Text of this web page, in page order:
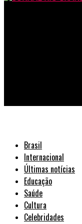
Brasil
Internacional
Últimas notícias
Educação
Saúde
Cultura
Celebridades